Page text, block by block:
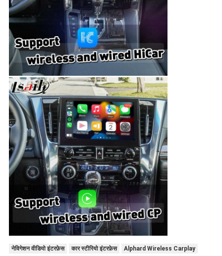
नेविगेशन वीडियो इंटरफ़ेस कार स्टीरियो इंटरफ़ेस Alphard Wireless Carplay